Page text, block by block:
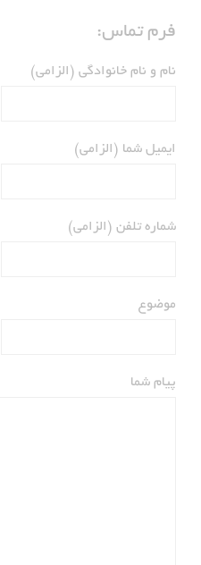
فرم تماس:
نام و نام خانوادگی (الزامی)
ایمیل شما (الزامی)
شماره تلفن (الزامی)
موضوع
پیام شما